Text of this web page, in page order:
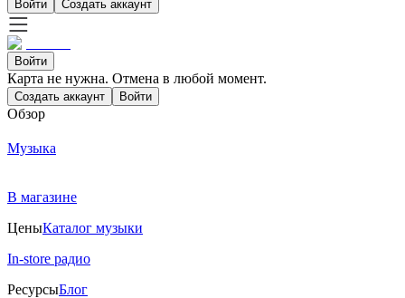
Войти Создать аккаунт
Войти
Карта не нужна. Отмена в любой момент.
Создать аккаунт Войти
Обзор
Музыка
В магазине
ЦеныКаталог музыки
In-store радио
РесурсыБлог